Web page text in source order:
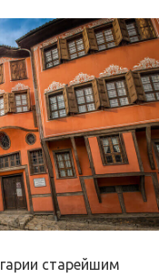
старейшим